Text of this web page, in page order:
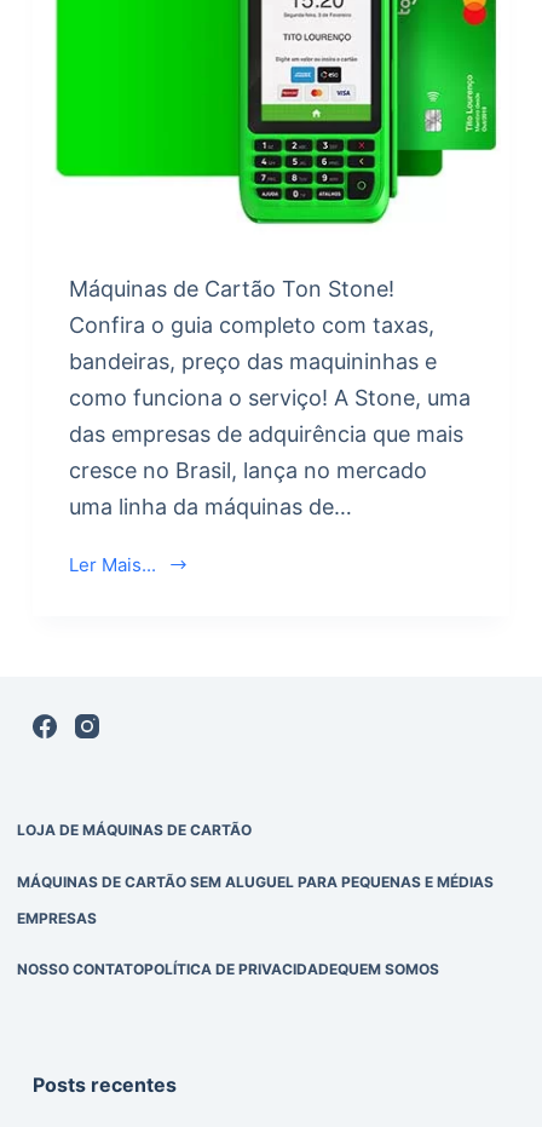
Máquinas de Cartão Ton Stone!
Confira o guia completo com taxas,
bandeiras, preço das maquininhas e
como funciona o serviço! A Stone, uma
das empresas de adquirência que mais
cresce no Brasil, lança no mercado
uma linha da máquinas de…
Ler Mais...
LOJA DE MÁQUINAS DE CARTÃO
MÁQUINAS DE CARTÃO SEM ALUGUEL PARA PEQUENAS E MÉDIAS
EMPRESAS
NOSSO CONTATOPOLÍTICA DE PRIVACIDADEQUEM SOMOS
Posts recentes